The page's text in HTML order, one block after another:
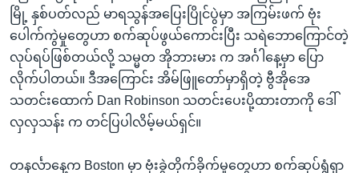
နေရာ
သို့
ကျော်
ရန်
မြို့ နှစ်ပတ်လည် မာရသွန်အပြေးပြိုင်ပွဲမှာ အကြမ်းဖက် ဗုံး
ပေါက်ကွဲမှုတွေဟာ စက်ဆုပ်ဖွယ်ကောင်းပြီး သရဲဘောကြောင်တဲ့
လုပ်ရပ်ဖြစ်တယ်လို့ သမ္မတ အိုဘားမား က အင်္ဂါနေ့မှာ ပြော
လိုက်ပါတယ်။ ဒီအကြောင်း အိမ်ဖြူတော်မှာရှိတဲ့ ဗွီအိုအေ
သတင်းထောက် Dan Robinson သတင်းပေးပို့ထားတာကို ဒေါ်
လှလှသန်း က တင်ပြပါလိမ့်မယ်ရှင်။
တနင်္လာနေ့က Boston မှာ ဗုံးခွဲတိုက်ခိုက်မှုတွေဟာ စက်ဆုပ်ရွံရှာ